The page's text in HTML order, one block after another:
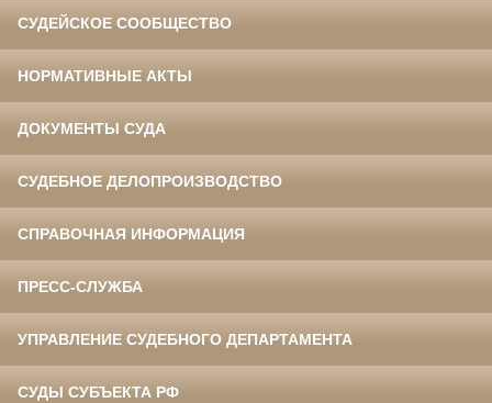
СУДЕЙСКОЕ СООБЩЕСТВО
НОРМАТИВНЫЕ АКТЫ
ДОКУМЕНТЫ СУДА
СУДЕБНОЕ ДЕЛОПРОИЗВОДСТВО
СПРАВОЧНАЯ ИНФОРМАЦИЯ
ПРЕСС-СЛУЖБА
УПРАВЛЕНИЕ СУДЕБНОГО ДЕПАРТАМЕНТА
СУДЫ СУБЪЕКТА РФ